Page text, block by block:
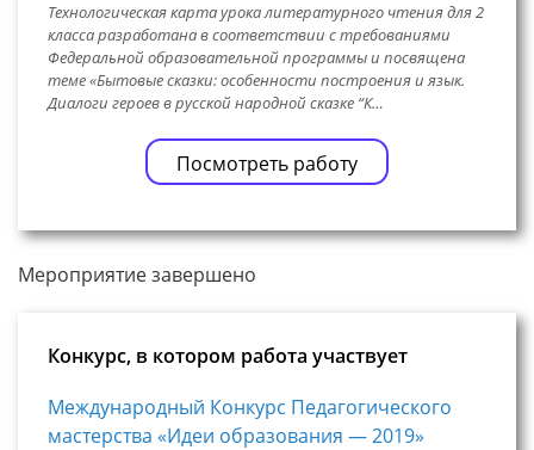
Технологическая карта урока литературного чтения для 2
класса разработана в соответствии с требованиями
Федеральной образовательной программы и посвящена
теме «Бытовые сказки: особенности построения и язык.
Диалоги героев в русской народной сказке “К…
Посмотреть работу
Мероприятие завершено
Конкурс, в котором работа участвует
Международный Конкурс Педагогического
мастерства «Идеи образования — 2019»